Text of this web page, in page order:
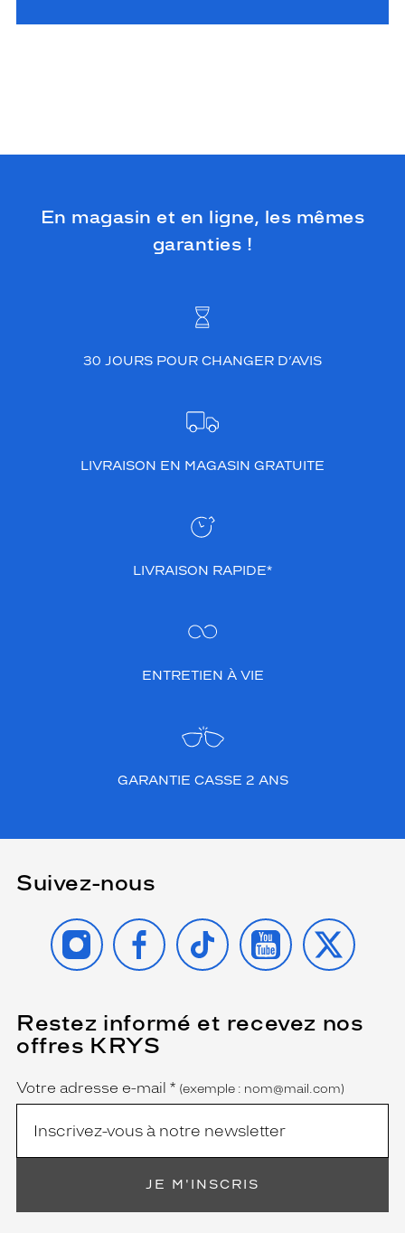
En magasin et en ligne, les mêmes
garanties !
30 JOURS POUR CHANGER D’AVIS
LIVRAISON EN MAGASIN GRATUITE
LIVRAISON RAPIDE*
ENTRETIEN À VIE
GARANTIE CASSE 2 ANS
Suivez-nous
INSTAGRAMFACEBOOK
TIKTOK YOUTUBE
X
Restez informé et recevez nos
offres KRYS
Name
Votre adresse e-mail *
(Ce
champ
est
obligatoire)
(exemple : nom@mail.com)
JE M'INSCRIS